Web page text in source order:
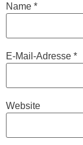
Name *
E-Mail-Adresse *
Website